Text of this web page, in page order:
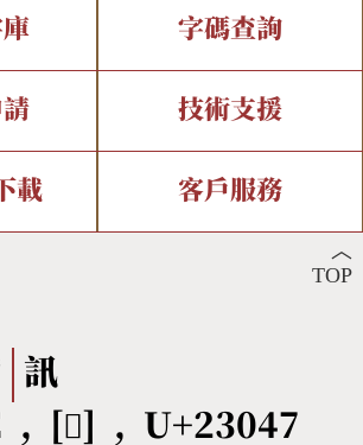
全字庫現況
專有名詞介紹
織
字碼查詢
部件查詢
注音查詢
Unicode查詢
流程
技術支援
示 造字解決方案
轉碼Web Service
載
理工具
客戶服務
計
︿
TOP
訊
, [𣁇] , U+23047